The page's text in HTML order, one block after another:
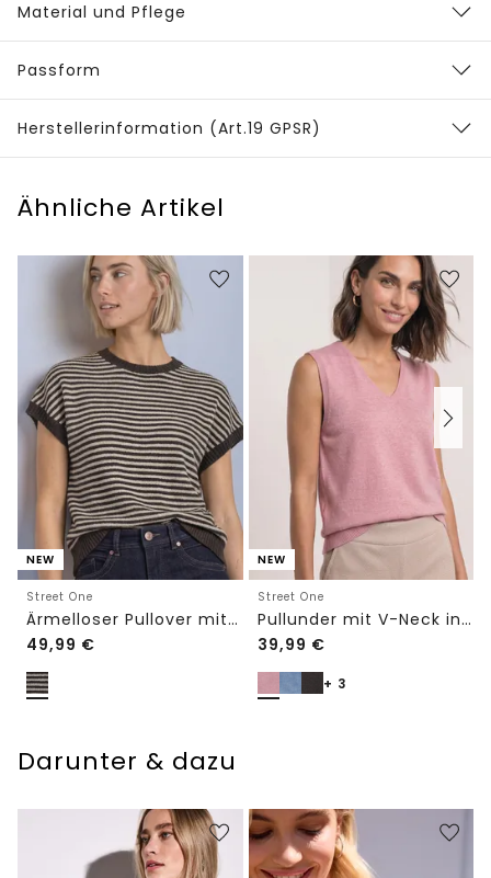
Material und Pflege
Passform
Herstellerinformation (Art.19 GPSR)
Ähnliche Artikel
NEW
Street One
Ärmelloser Pullover mit Rundhals
49,99 €
NEW
Street One
Pullunder mit V-Neck in Unifarbe
39,99 €
+ 3
Darunter & dazu